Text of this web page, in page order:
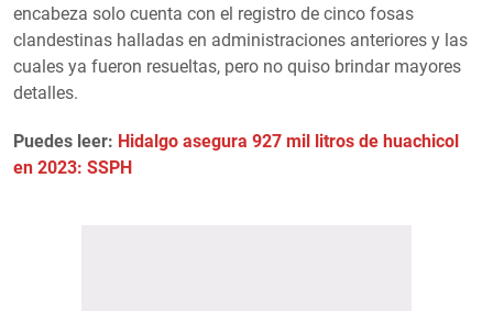
encabeza solo cuenta con el registro de cinco fosas
clandestinas halladas en administraciones anteriores y las
cuales ya fueron resueltas, pero no quiso brindar mayores
detalles.
Puedes leer: Hidalgo asegura 927 mil litros de huachicol
en 2023: SSPH